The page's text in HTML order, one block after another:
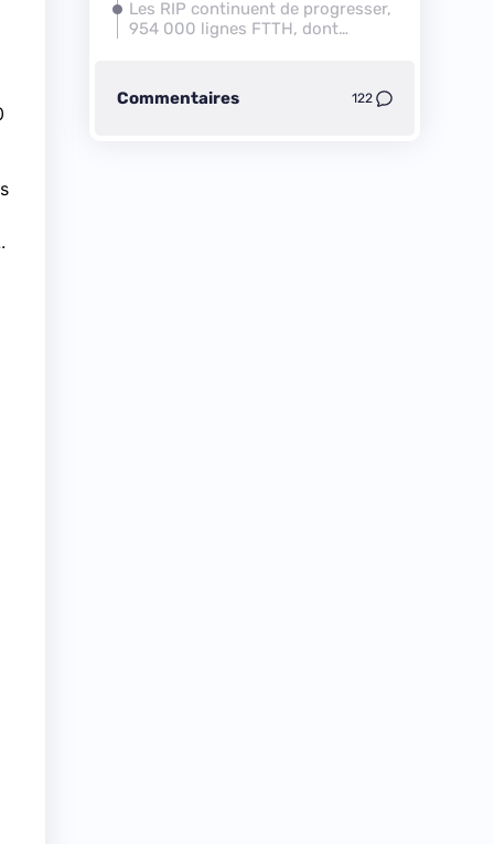
Les RIP continuent de progresser,
954 000 lignes FTTH, dont
Commentaires 122